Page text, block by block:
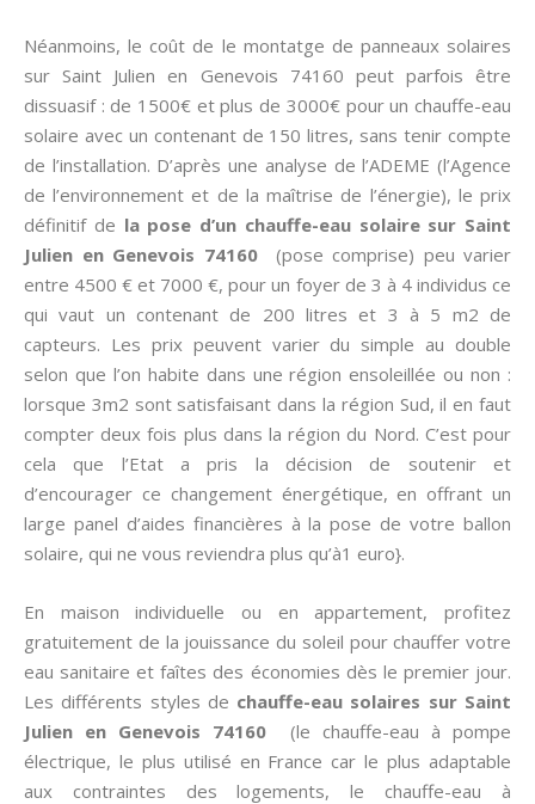
Néanmoins, le coût de le montatge de panneaux solaires
sur Saint Julien en Genevois 74160 peut parfois être
dissuasif : de 1500€ et plus de 3000€ pour un chauffe-eau
solaire avec un contenant de 150 litres, sans tenir compte
de l’installation. D’après une analyse de l’ADEME (l’Agence
de l’environnement et de la maîtrise de l’énergie), le prix
définitif de la pose d’un chauffe-eau solaire sur Saint
Julien en Genevois 74160(pose comprise) peu varier
entre 4500 € et 7000 €, pour un foyer de 3 à 4 individus ce
qui vaut un contenant de 200 litres et 3 à 5 m2 de
capteurs. Les prix peuvent varier du simple au double
selon que l’on habite dans une région ensoleillée ou non :
lorsque 3m2 sont satisfaisant dans la région Sud, il en faut
compter deux fois plus dans la région du Nord. C’est pour
cela que l’Etat a pris la décision de soutenir et
d’encourager ce changement énergétique, en offrant un
large panel d’aides financières à la pose de votre ballon
solaire, qui ne vous reviendra plus qu’à1 euro}.
En maison individuelle ou en appartement, profitez
gratuitement de la jouissance du soleil pour chauffer votre
eau sanitaire et faîtes des économies dès le premier jour.
Les différents styles de chauffe-eau solaires sur Saint
Julien en Genevois 74160 (le chauffe-eau à pompe
électrique, le plus utilisé en France car le plus adaptable
aux contraintes des logements, le chauffe-eau à